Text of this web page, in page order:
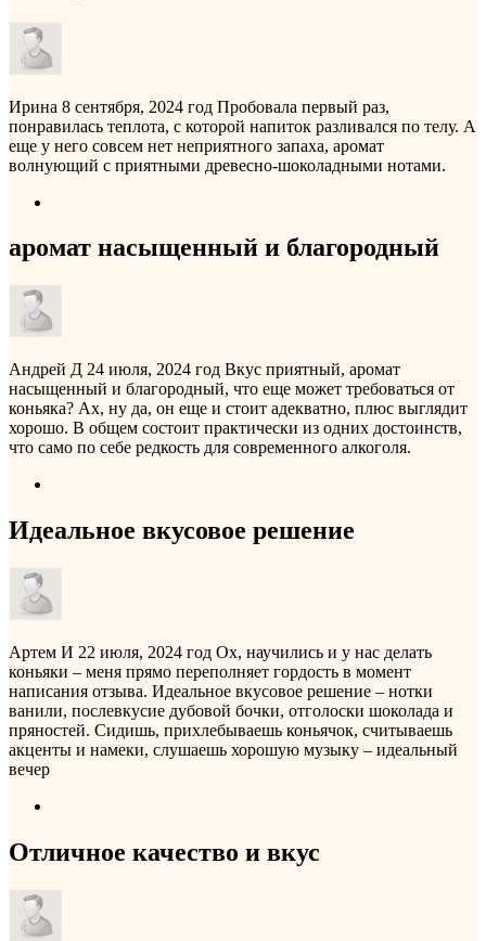
Ирина 8 сентября, 2024 год Пробовала первый раз,
понравилась теплота, с которой напиток разливался по телу. А
еще у него совсем нет неприятного запаха, аромат
волнующий с приятными древесно-шоколадными нотами.
аромат насыщенный и благородный
Андрей Д 24 июля, 2024 год Вкус приятный, аромат
насыщенный и благородный, что еще может требоваться от
коньяка? Ах, ну да, он еще и стоит адекватно, плюс выглядит
хорошо. В общем состоит практически из одних достоинств,
что само по себе редкость для современного алкоголя.
Идеальное вкусовое решение
Артем И 22 июля, 2024 год Ох, научились и у нас делать
коньяки – меня прямо переполняет гордость в момент
написания отзыва. Идеальное вкусовое решение – нотки
ванили, послевкусие дубовой бочки, отголоски шоколада и
пряностей. Сидишь, прихлебываешь коньячок, считываешь
акценты и намеки, слушаешь хорошую музыку – идеальный
вечер
Отличное качество и вкус